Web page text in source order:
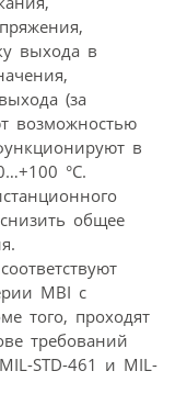
выхода в
(за
возможностью
в
°C.
общее
MBI с
того, проходят
требований
STD-461 и MIL-